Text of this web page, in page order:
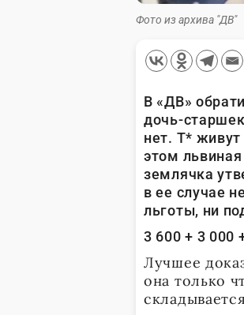
Фото из архива "ДВ"
В «ДВ»
дочь-
нет. Т*
этом
землячка
в ее случае
льготы, ни
3 600 + 3 000
Лучшее
она только